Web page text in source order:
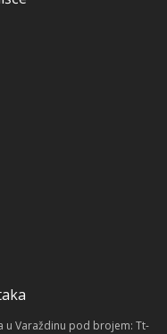
u Varaždinu pod brojem: Tt-